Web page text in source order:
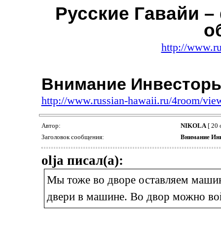
Русские Гавайи
http://
Внимание
http://www.russian-hawaii.ru/4room/
Автор: NIKOLA[ 20
Заголовок сообщения:
Внимание
olja писал(а):
Мы тоже во дворе оставляем
двери в машине. Во двор можно